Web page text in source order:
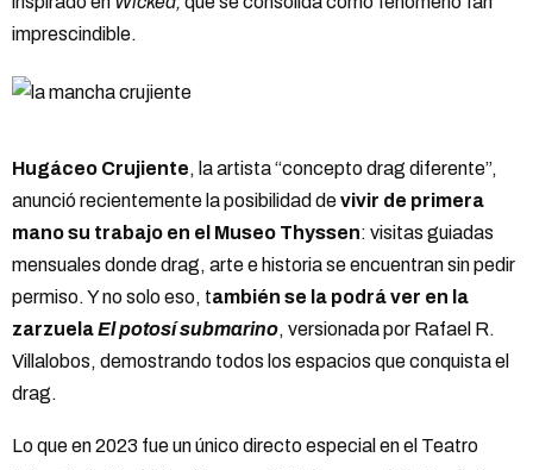
imprescindible.
Hugáceo Crujiente, la artista “concepto drag diferente”,
anunció recientemente la posibilidad devivir de primera
mano su trabajo en el Museo Thyssen: visitas guiadas
mensuales donde drag, arte e historia se encuentran sin pedir
permiso. Y no solo eso, también se la podrá ver en la
zarzuelaEl potosí submarino, versionada por Rafael R.
Villalobos, demostrando todos los espacios que conquista el
drag.
Lo que en 2023 fue un único directo especial en el Teatro